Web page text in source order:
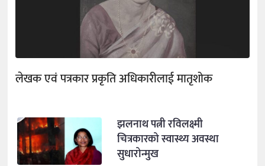
लेखक एवं पत्रकार प्रकृति अधिकारीलाई मातृशोक
झलनाथ पत्नी रविलक्ष्मी
चित्रकारको स्वास्थ्य अवस्था
सुधारोन्मुख